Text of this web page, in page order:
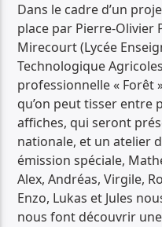
Radio Déclic
Dans le cadre d’un
place par Pierre-Olivier
Mirecourt (Lycée
Technologique
professionnelle « Forêt
qu’on peut tisser entre
affiches, qui seront
nationale, et un atelier
émission spéciale,
Alex, Andréas, Virgile,
Enzo, Lukas et Jules
nous font découvrir